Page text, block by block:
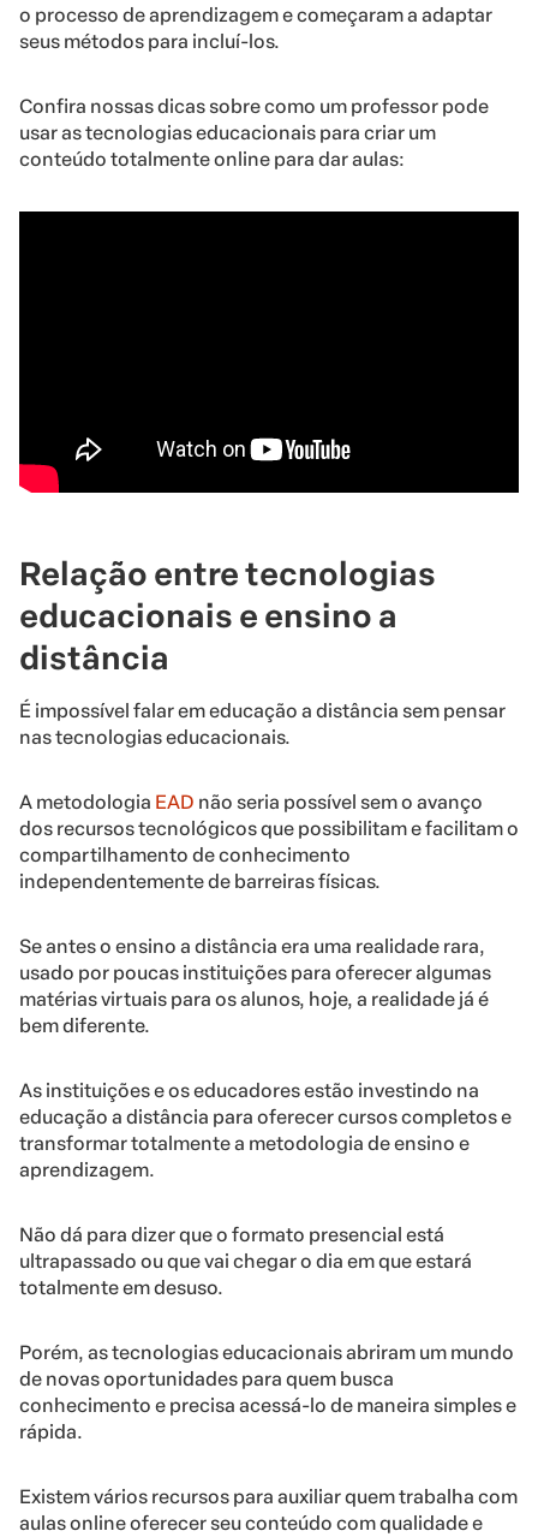
o processo de aprendizagem e começaram a adaptar
seus métodos para incluí-los.
Confira nossas dicas sobre como um professor pode
usar as tecnologias educacionais para criar um
conteúdo totalmente online para dar aulas:
Relação entre tecnologias
educacionais e ensino a
distância
É impossível falar em educação a distância sem pensar
nas tecnologias educacionais.
A metodologia EAD não seria possível sem o avanço
dos recursos tecnológicos que possibilitam e facilitam o
compartilhamento de conhecimento
independentemente de barreiras físicas.
Se antes o ensino a distância era uma realidade rara,
usado por poucas instituições para oferecer algumas
matérias virtuais para os alunos, hoje, a realidade já é
bem diferente.
As instituições e os educadores estão investindo na
educação a distância para oferecer cursos completos e
transformar totalmente a metodologia de ensino e
aprendizagem.
Não dá para dizer que o formato presencial está
ultrapassado ou que vai chegar o dia em que estará
totalmente em desuso.
Porém, as tecnologias educacionais abriram um mundo
de novas oportunidades para quem busca
conhecimento e precisa acessá-lo de maneira simples e
rápida.
Existem vários recursos para auxiliar quem trabalha com
aulas online oferecer seu conteúdo com qualidade e